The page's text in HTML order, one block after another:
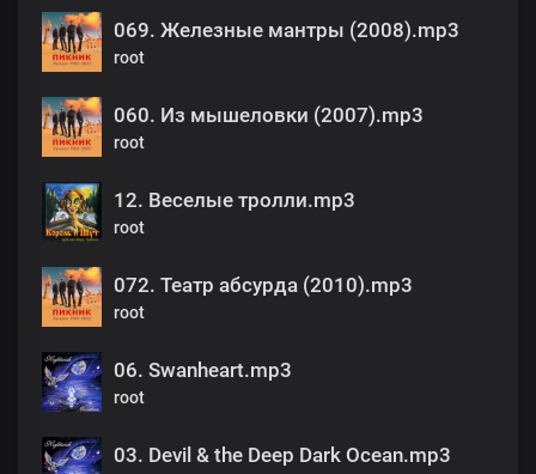
069. Железные мантры (2008).mp3
root
060. Из мышеловки (2007).mp3
root
12. Веселые тролли.mp3
root
072. Театр абсурда (2010).mp3
root
06. Swanheart.mp3
root
03. Devil & the Deep Dark Ocean.mp3